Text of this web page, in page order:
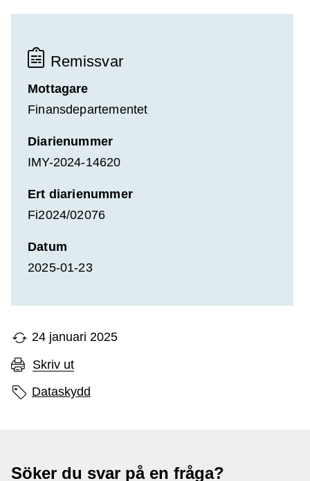
Remissvar
Mottagare
Finansdepartementet
Diarienummer
IMY-2024-14620
Ert diarienummer
Fi2024/02076
Datum
2025-01-23
24 januari 2025
Skriv ut
Sidans etiketter
Dataskydd
Söker du svar på en fråga?